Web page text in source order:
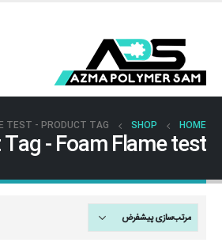
HOME
SHOP
PRODUCT TAG -
TEST
- Foam Flame test